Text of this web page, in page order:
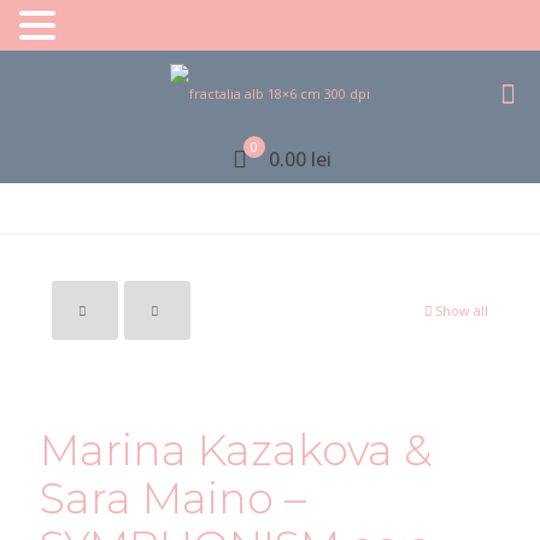
0 0.00 lei
Show all
Marina Kazakova &
Sara Maino –